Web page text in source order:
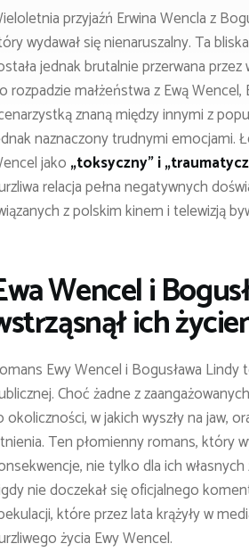
przyjaźń Erwina Wencla z
wydawał się nienaruszalny. Ta
jednak brutalnie przerwana
rozpadzie małżeństwa z Ewą
znaną między innymi z
naznaczony trudnymi emocjami.
jako „toksyczny” i
relacja pełna negatywnych
z polskim kinem i telewizją
Wencel i
ich
Ewy Wencel i Bogusława
Choć żadne z
okoliczności, w jakich wyszły na jaw,
Ten płomienny romans, który
nie tylko dla ich
nie doczekał się oficjalnego
które przez lata krążyły w
życia Ewy Wencel.